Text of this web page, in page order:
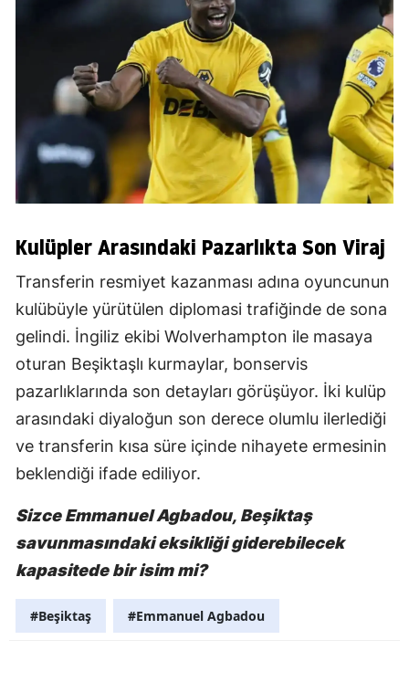
Kulüpler Arasındaki Pazarlıkta Son Viraj
Transferin resmiyet kazanması adına oyuncunun
kulübüyle yürütülen diplomasi trafiğinde de sona
gelindi. İngiliz ekibi Wolverhampton ile masaya
oturan Beşiktaşlı kurmaylar, bonservis
pazarlıklarında son detayları görüşüyor. İki kulüp
arasındaki diyaloğun son derece olumlu ilerlediği
ve transferin kısa süre içinde nihayete ermesinin
beklendiği ifade ediliyor.
Sizce Emmanuel Agbadou, Beşiktaş
savunmasındaki eksikliği giderebilecek
kapasitede bir isim mi?
#Beşiktaş #Emmanuel Agbadou